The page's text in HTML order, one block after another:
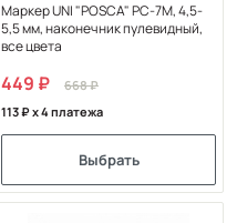
Маркер UNI "POSCA" PC-7M, 4,5-
5,5 мм, наконечник пулевидный,
все цвета
449
668
113
x 4 платежа
Выбрать